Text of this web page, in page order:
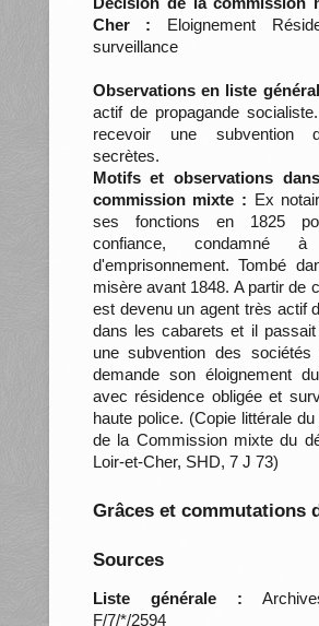
Cher : Eloignement
surveillance
Observations en liste
actif de propagande
recevoir une subvention
secrètes.
Motifs et observations
commission mixte : Ex
ses fonctions en 1825
confiance, condamné
d'emprisonnement. Tombé
misère avant 1848. A partir de
est devenu un agent très actif
dans les cabarets et il
une subvention des
demande son éloignement
avec résidence obligée et
haute police. (Copie littérale
de la Commission mixte du
Loir-et-Cher, SHD, 7 J 73)
Grâces et commutations
Sources
Liste générale :
F/7/*/2594